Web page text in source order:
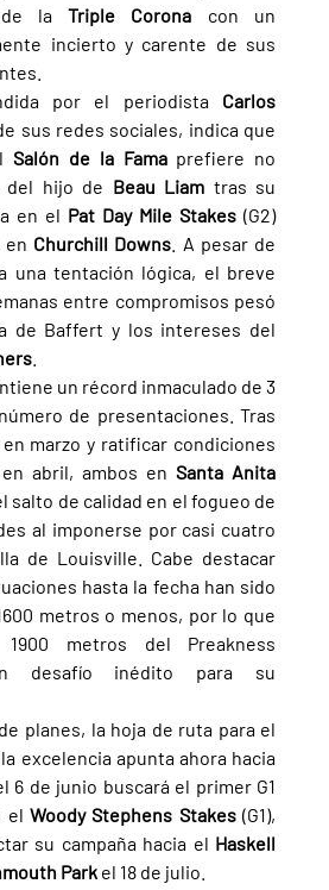
de la Triple Corona con un
incierto y carente de sus
por el periodista Carlos
sus redes sociales, indica que
Salón de la Fama prefiere no
del hijo de Beau Liam tras su
en el Pat Day Mile Stakes (G2)
en Churchill Downs . A pesar de
una tentación lógica, el breve
entre compromisos pesó
.
un récord inmaculado de 3
de presentaciones. Tras
marzo y ratificar condiciones
abril, ambos en Santa Anita
salto de calidad en el fogueo de
al imponerse por casi cuatro
de Louisville. Cabe destacar
hasta la fecha han sido
metros o menos, por lo que
metros del Preakness
desafío inédito para su
planes, la hoja de ruta para el
6 de junio buscará el primer G1
el Woody Stephens Stakes (G1),
su campaña hacia el Haskell
Park el 18 de julio.